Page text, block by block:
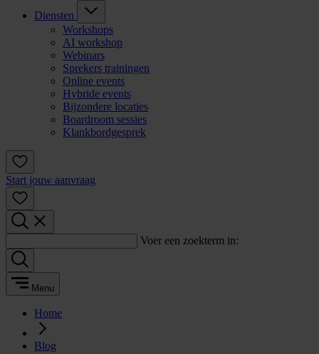
Diensten
Workshops
AI workshop
Webinars
Sprekers trainingen
Online events
Hybride events
Bijzondere locaties
Boardroom sessies
Klankbordgesprek
Start jouw aanvraag
Voer een zoekterm in:
Menu
Home
Blog